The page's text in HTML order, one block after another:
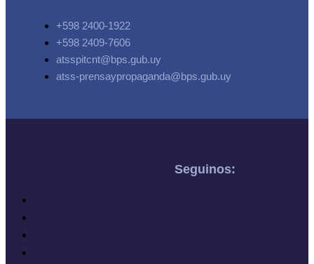
+598 2400-1922
+598 2409-7606
atsspitcnt@bps.gub.uy
atss-prensaypropaganda@bps.gub.uy
Seguinos: